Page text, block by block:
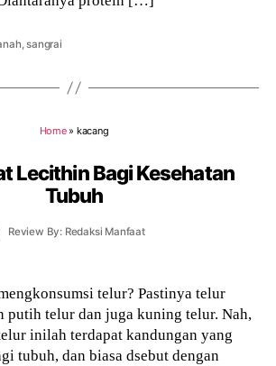
,sangrai
Home» kacang
Lecithin Bagi Kesehatan
Tubuh
Review By: Redaksi Manfaat
telur? Pastinya telur
putih telur dan juga kuning telur. Nah,
inilah terdapat kandungan yang
tubuh, dan biasa dsebut dengan